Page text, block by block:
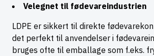
Velegnet til fødevareindustrien
LDPE er sikkert til direkte
det perfekt til anvendelser i
bruges ofte til emballage som f.eks.